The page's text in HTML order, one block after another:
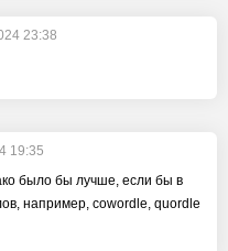
23:38
19:35
было бы лучше, если бы в
например, cowordle, quordle